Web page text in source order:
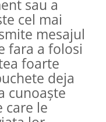
sau a
cel mai
mesajul
fara a folosi
foarte
deja
cunoaște
care le